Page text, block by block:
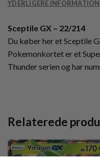
YDERLIGERE INFORMATION
Sceptile GX – 22/214
Du køber her et Sceptile
Pokemonkortet er et
Thunder serien og har
Relaterede